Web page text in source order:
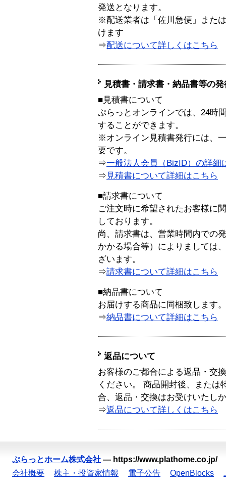
発送となります。
※配送業者は「佐川急便」また
けます
⇒配送について詳しくはこちら
見積書・請求書・納品書等の
■見積書について
ぷらっとオンラインでは、24時
することができます。
※オンライン見積書発行には、
要です。
⇒一般法人会員（BizID）の詳細
⇒ 見積書について詳細はこちら
■請求書について
ご注文時に希望されたお客様に
しております。
尚、請求書は、営業時間内での
かかる場合等）によりましては
ざいます。
⇒請求書について詳細はこちら
■納品書について
お届けする商品に同梱致します。
⇒納品書について詳細はこちら
返品について
お客様のご都合による返品・交
ください。 商品開封後、または
合、返品・交換はお受けいたし
⇒返品について詳しくはこちら
ぷらっとホーム株式会社 — https://www.plathome.co.jp/
会社概要
株主・投資家情報 電子公告 OpenBlocks